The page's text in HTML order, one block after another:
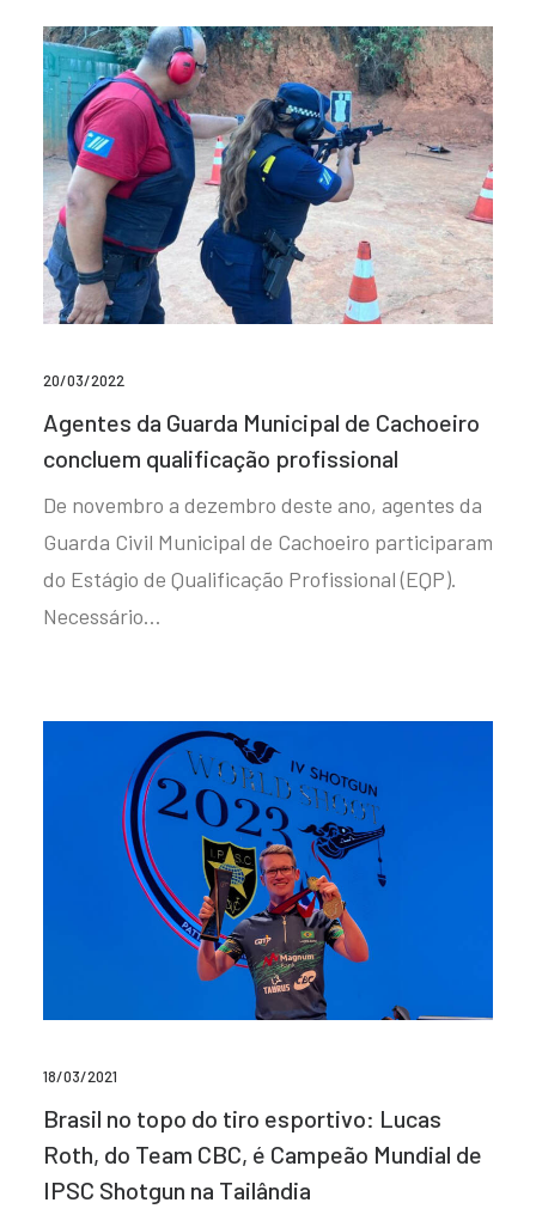
20/03/2022
Agentes da Guarda Municipal de Cachoeiro
concluem qualificação profissional
De novembro a dezembro deste ano, agentes da
Guarda Civil Municipal de Cachoeiro participaram
do Estágio de Qualificação Profissional (EQP).
Necessário…
18/03/2021
Brasil no topo do tiro esportivo: Lucas
Roth, do Team CBC, é Campeão Mundial de
IPSC Shotgun na Tailândia